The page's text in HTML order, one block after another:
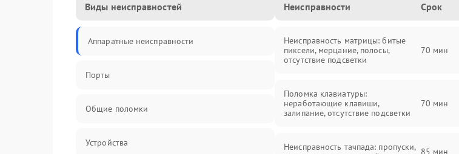
Виды неисправностей
Аппаратные неисправности
Порты
Общие поломки
Устройства
Неисправности Срок
Неисправность матрицы: битые
пиксели, мерцание, полосы,
отсутствие подсветки
70 мин
Поломка клавиатуры:
неработающие клавиши,
залипание, отсутствие подсветки
70 мин
Неисправность тачпада: пропуски, 85 мин